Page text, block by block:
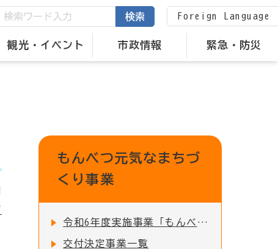
観光・イベント 市政情報 緊急・防災
検索 Foreign Language
もんべつ元気なまちづ
くり事業
令和6年度実施事業「もんべつ元気なまちづくり事業」公開報告会
交付決定事業一覧